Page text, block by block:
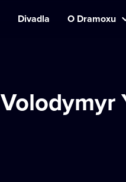
Divadla O Dramoxu
Volodymyr